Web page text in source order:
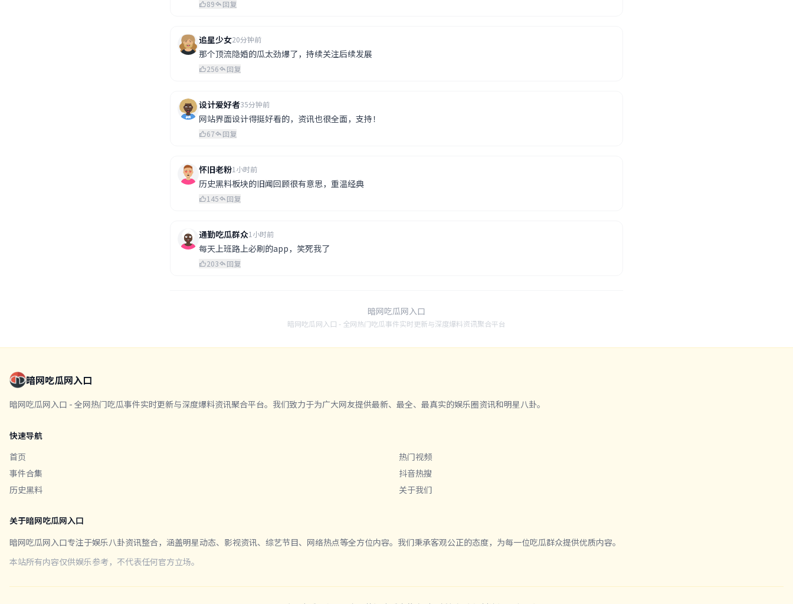
89 回复
追星少女20分钟前
那个顶流隐婚的瓜太劲爆了，持续关注后续发展
256 回复
设计爱好者35分钟前
网站界面设计得挺好看的，资讯也很全面，支持！
67 回复
怀旧老粉1小时前
历史黑料板块的旧闻回顾很有意思，重温经典
145 回复
通勤吃瓜群众1小时前
每天上班路上必刷的app，笑死我了
203 回复
暗网吃瓜网入口
暗网吃瓜网入口 - 全网热门吃瓜事件实时更新与深度爆料资讯聚合平台
暗网吃瓜网入口
暗网吃瓜网入口 - 全网热门吃瓜事件实时更新与深度爆料资讯聚合平台。我们致力于为广大网友提供最新、最全、最真实的娱乐圈资讯和明星八卦。
快速导航
首页
热门视频
事件合集
抖音热搜
历史黑料
关于我们
关于暗网吃瓜网入口
暗网吃瓜网入口专注于娱乐八卦资讯整合，涵盖明星动态、影视资讯、综艺节目、网络热点等全方位内容。我们秉承客观公正的态度，为每一位吃瓜群众提供优质内容。
本站所有内容仅供娱乐参考，不代表任何官方立场。